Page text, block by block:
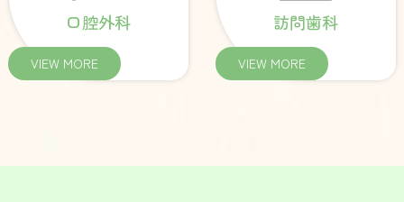
口腔外科
VIEW MORE
訪問歯科
VIEW MORE